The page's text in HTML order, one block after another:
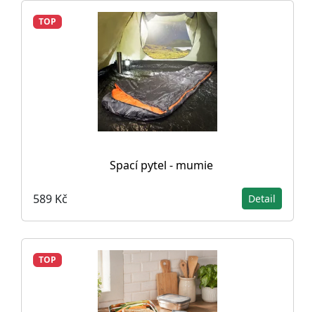
TOP
Spací pytel - mumie
589 Kč Detail
TOP